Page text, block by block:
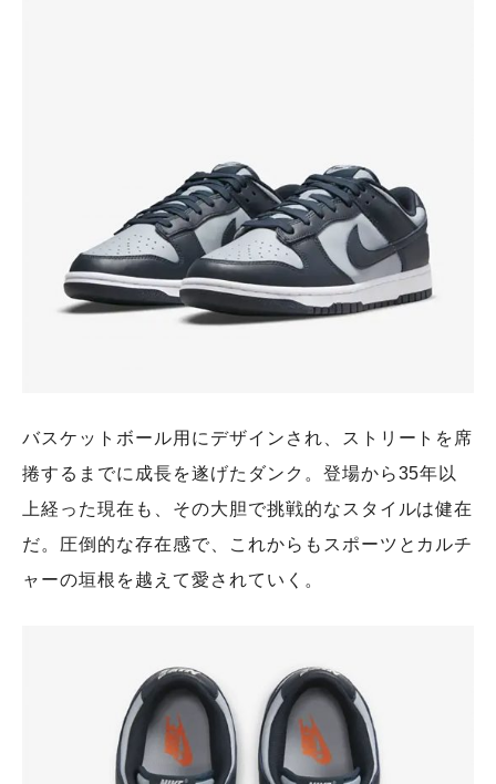
バスケットボール用にデザインされ、ストリートを席
捲するまでに成長を遂げたダンク。登場から35年以
上経った現在も、その大胆で挑戦的なスタイルは健在
だ。圧倒的な存在感で、これからもスポーツとカルチ
ャーの垣根を越えて愛されていく。